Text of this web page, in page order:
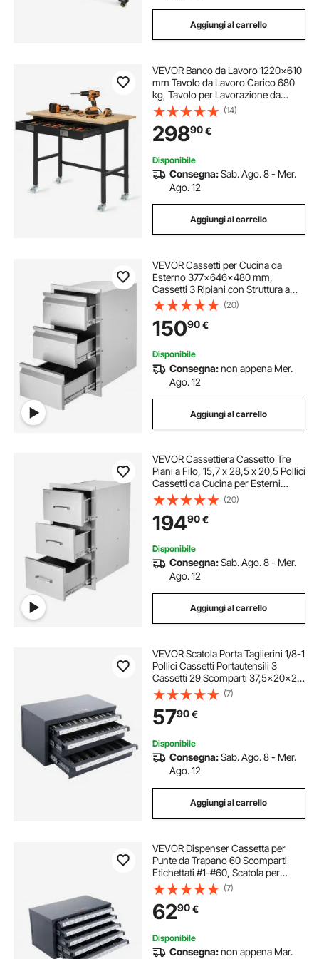
Aggiungi al carrello
VEVOR Banco da Lavoro 1220x610
mm Tavolo da Lavoro Carico 680
kg, Tavolo per Lavorazione da
Garage Cassetto Portautensili
Attrezzatura Presa di Corrente
Ruote Pannello Forato, Banco da
Studio Officina
(14)
29890€
Disponibile
Consegna:Sab. Ago. 8 - Mer.
Ago. 12
Aggiungi al carrello
VEVOR Cassetti per Cucina da
Esterno 377x646x480 mm,
Cassetti 3 Ripiani con Struttura a
Scatola e Maniglia in Acciaio
Inossidabile per Isola Barbecue da
Cucine da Esterno, Giardino,
Cortile
(20)
15090€
Disponibile
Consegna:non appena Mer.
Ago. 12
Aggiungi al carrello
VEVOR Cassettiera Cassetto Tre
Piani a Filo, 15,7 x 28,5 x 20,5 Pollici
Cassetti da Cucina per Esterni
d'Argento in Acciaio Inossidabile,
Usato nella Cucina all'Aperto, Come
Stoviglie, nell'Armadietto
(20)
19490€
Disponibile
Consegna:Sab. Ago. 8 - Mer.
Ago. 12
Aggiungi al carrello
VEVOR Scatola Porta Taglierini 1/8-1
Pollici Cassetti Portautensili 3
Cassetti 29 Scomparti 37,5x20x20
cm, Dispenser per Taglierini
Impilabile Facile Identificazione
Conservazione da Officina Garage
(7)
5790€
Disponibile
Consegna:Sab. Ago. 8 - Mer.
Ago. 12
Aggiungi al carrello
VEVOR Dispenser Cassetta per
Punte da Trapano 60 Scomparti
Etichettati #1-#60, Scatola per
Punte da Trapano 5 Cassetti per
Trapano 37,5x20x20 cm Impilabile
Conservazione di Punte da Trapano
Officina
(7)
6290€
Disponibile
Consegna:non appena Mar.